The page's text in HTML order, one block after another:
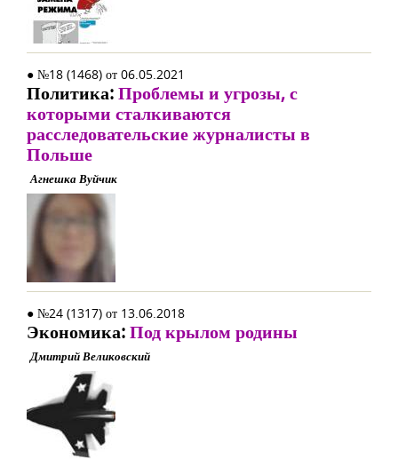
● №18 (1468) от 06.05.2021
Политика:Проблемы и угрозы, с
которыми сталкиваются
расследовательские журналисты в
Польше
Агнешка Вуйчик
● №24 (1317) от 13.06.2018
Экономика:Под крылом родины
Дмитрий Великовский